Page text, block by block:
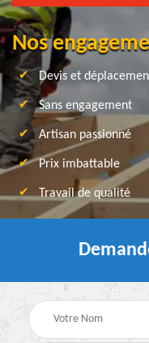
Nos
Devis et
Sans engagement
Artisan passionné
Prix imbattable
Travail de qualité